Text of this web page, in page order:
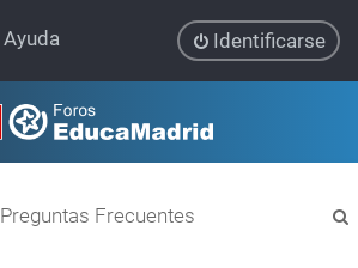
Ayuda Identificarse
Preguntas Frecuentes